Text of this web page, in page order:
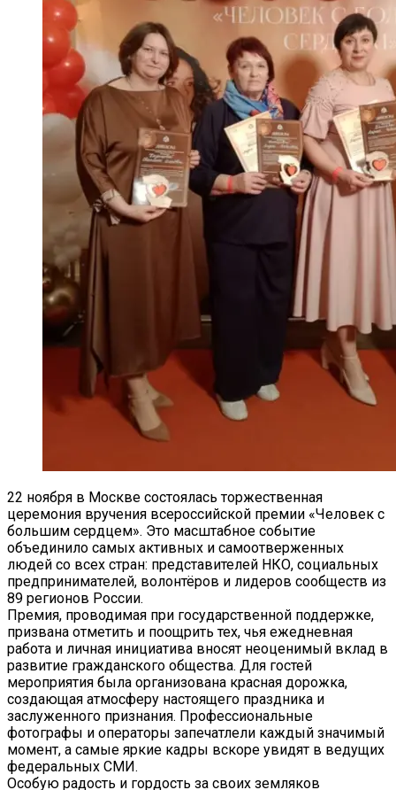
22 ноября в Москве состоялась торжественная
церемония вручения всероссийской премии «Человек с
большим сердцем». Это масштабное событие
объединило самых активных и самоотверженных
людей со всех стран: представителей НКО, социальных
предпринимателей, волонтёров и лидеров сообществ из
89 регионов России.
Премия, проводимая при государственной поддержке,
призвана отметить и поощрить тех, чья ежедневная
работа и личная инициатива вносят неоценимый вклад в
развитие гражданского общества. Для гостей
мероприятия была организована красная дорожка,
создающая атмосферу настоящего праздника и
заслуженного признания. Профессиональные
фотографы и операторы запечатлели каждый значимый
момент, а самые яркие кадры вскоре увидят в ведущих
федеральных СМИ.
Особую радость и гордость за своих земляков